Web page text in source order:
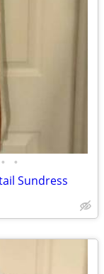
• •
Sundress